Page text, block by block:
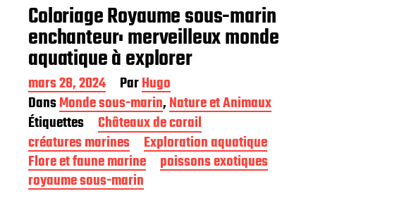
Coloriage Royaume sous-marin
enchanteur: merveilleux monde
aquatique à explorer
D
a
t
e
d
e
p
u
b
mars 28, 2024 ParHugo
DansMonde sous-marin,Nature et Animaux
Étiquettes
Châteaux de corail
créatures marines
Exploration aquatique
Flore et faune marine
poissons exotiques
royaume sous-marin